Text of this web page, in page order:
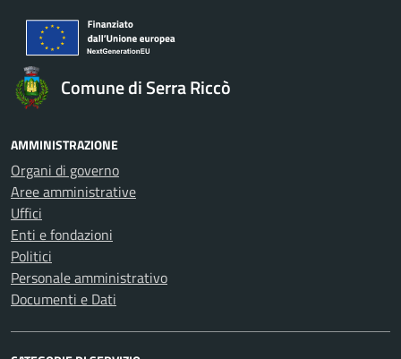
Comune di Serra Riccò
AMMINISTRAZIONE
Organi di governo
Aree amministrative
Uffici
Enti e fondazioni
Politici
Personale amministrativo
Documenti e Dati